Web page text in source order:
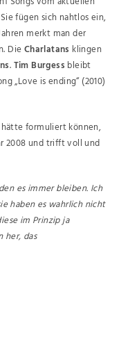
fügen sich nahtlos ein,
merkt man der
DieCharlatans klingen
.Tim Burgess bleibt
„Love is ending“ (2010)
hätte formuliert können,
2008 und trifft voll und
es immer bleiben. Ich
haben es wahrlich nicht
im Prinzip ja
her, das